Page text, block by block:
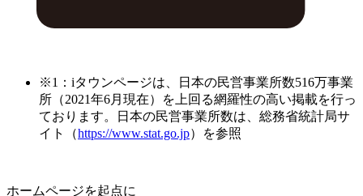
※1：iタウンページは、日本の民営事業所数516万事業
所（2021年6月現在）を上回る網羅性の高い掲載を行っ
ております。日本の民営事業所数は、総務省統計局サ
イト（https://www.stat.go.jp）を参照
ホームページを起点に